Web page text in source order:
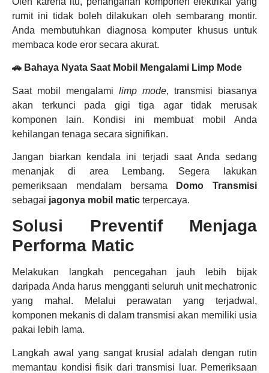
rumit ini tidak boleh dilakukan oleh sembarang montir.
Anda membutuhkan diagnosa komputer khusus untuk
membaca kode eror secara akurat.
🚗 Bahaya Nyata Saat Mobil Mengalami Limp Mode
Saat mobil mengalami limp mode, transmisi biasanya
akan terkunci pada gigi tiga agar tidak merusak
komponen lain. Kondisi ini membuat mobil Anda
kehilangan tenaga secara signifikan.
Jangan biarkan kendala ini terjadi saat Anda sedang
menanjak di area Lembang. Segera lakukan
pemeriksaan mendalam bersama
Domo Transmisi
sebagai jagonya mobil matic terpercaya.
Solusi Preventif Menjaga
Performa Matic
Melakukan langkah pencegahan jauh lebih bijak
daripada Anda harus mengganti seluruh unit mechatronic
yang mahal. Melalui perawatan yang terjadwal,
komponen mekanis di dalam transmisi akan memiliki usia
pakai lebih lama.
Langkah awal yang sangat krusial adalah dengan rutin
memantau kondisi fisik dari transmisi luar. Pemeriksaan